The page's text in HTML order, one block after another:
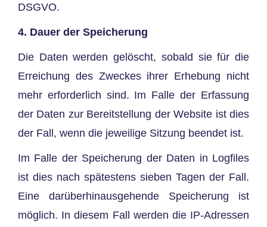
DSGVO.
4. Dauer der Speicherung
Die Daten werden gelöscht, sobald sie für die
Erreichung des Zweckes ihrer Erhebung nicht
mehr erforderlich sind. Im Falle der Erfassung
der Daten zur Bereitstellung der Website ist dies
der Fall, wenn die jeweilige Sitzung beendet ist.
Im Falle der Speicherung der Daten in Logfiles
ist dies nach spätestens sieben Tagen der Fall.
Eine darüberhinausgehende Speicherung ist
möglich. In diesem Fall werden die IP-Adressen